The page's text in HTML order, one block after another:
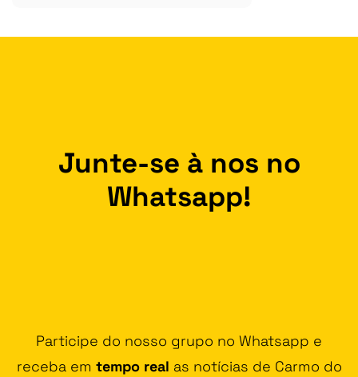
Junte-se à nos no
Whatsapp!
Participe do nosso grupo no Whatsapp e
receba em tempo real as notícias de Carmo do